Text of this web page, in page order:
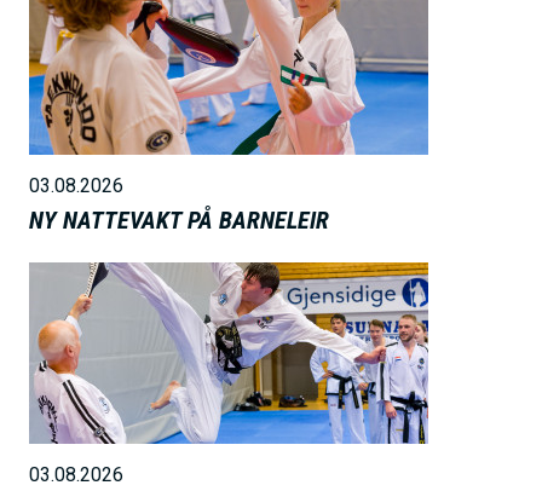
l
d
e
03.08.2026
NY NATTEVAKT PÅ BARNELEIR
d
03.08.2026